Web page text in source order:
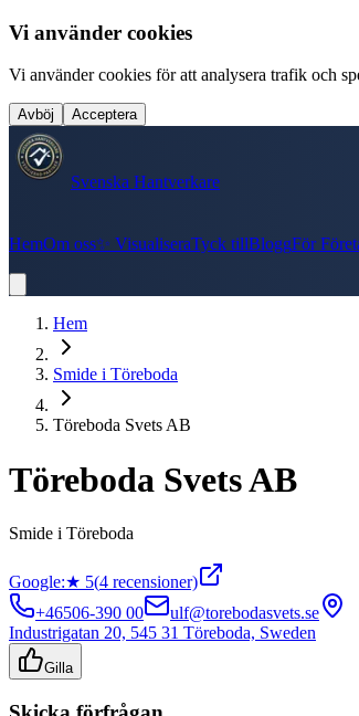
Vi använder cookies
Vi använder cookies för att analysera trafik och
Avböj Acceptera
Svenska Hantverkare
HemOm oss✨ VisualiseraTyck tillBloggFör
Hem
Smide i Töreboda
Töreboda Svets AB
Töreboda Svets AB
Smide i Töreboda
Google:★ 5(4 recensioner)
+46506-390 00
ulf@torebodasvets.se
Industrigatan 20, 545 31 Töreboda, Sweden
Gilla